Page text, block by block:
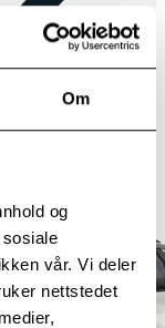
Om
og
vår. Vi deler
nettstedet